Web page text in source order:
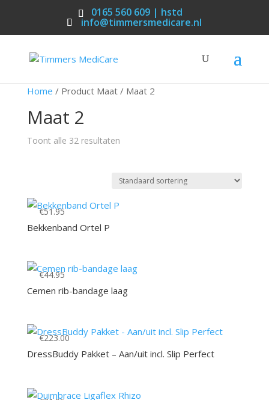
0165 560 609 | hstd
info@timmersmedicare.nl
Home / Product Maat / Maat 2
Maat 2
Toont alle 32 resultaten
Bekkenband Ortel P
€51.95
Cemen rib-bandage laag
€44.95
DressBuddy Pakket – Aan/uit incl. Slip Perfect
€223.00